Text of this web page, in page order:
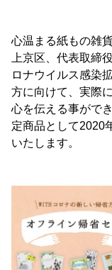
心温まる紙もの雑
上京区、代表取締
ロナウイルス感染
方に向けて、実際
心を伝える事がで
定商品として2020
いたします。